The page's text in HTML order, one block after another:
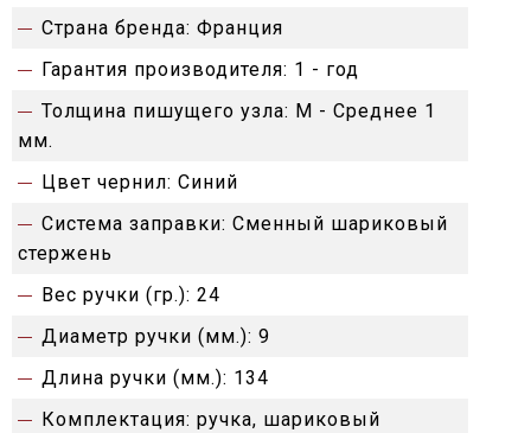
Страна бренда: Франция
Гарантия производителя: 1 - год
Толщина пишущего узла: M - Среднее 1
мм.
Цвет чернил: Синий
Система заправки: Сменный шариковый
стержень
Вес ручки (гр.): 24
Диаметр ручки (мм.): 9
Длина ручки (мм.): 134
Комплектация: ручка, шариковый